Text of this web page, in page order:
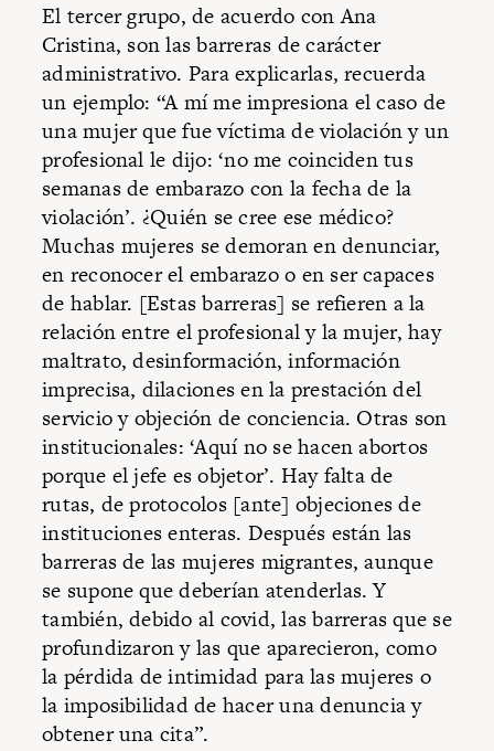
El tercer grupo, de acuerdo con Ana
Cristina, son las barreras de carácter
administrativo. Para explicarlas, recuerda
un ejemplo: “A mí me impresiona el caso de
una mujer que fue víctima de violación y un
profesional le dijo: ‘no me coinciden tus
semanas de embarazo con la fecha de la
violación’. ¿Quién se cree ese médico?
Muchas mujeres se demoran en denunciar,
en reconocer el embarazo o en ser capaces
de hablar. [Estas barreras] se refieren a la
relación entre el profesional y la mujer, hay
maltrato, desinformación, información
imprecisa, dilaciones en la prestación del
servicio y objeción de conciencia. Otras son
institucionales: ‘Aquí no se hacen abortos
porque el jefe es objetor’. Hay falta de
rutas, de protocolos [ante] objeciones de
instituciones enteras. Después están las
barreras de las mujeres migrantes, aunque
se supone que deberían atenderlas. Y
también, debido al covid, las barreras que se
profundizaron y las que aparecieron, como
la pérdida de intimidad para las mujeres o
la imposibilidad de hacer una denuncia y
obtener una cita”.